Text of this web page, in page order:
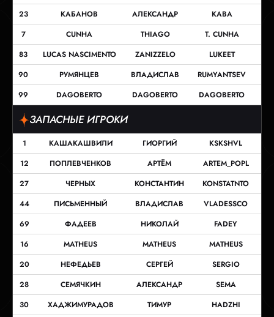
23
КАБАНОВ АЛЕКСАНДР
KABA
7
CUNHA THIAGO
T. CUNHA
83
LUCAS NASCIMENTO ZANIZZELO
LUKEET
90
РУМЯНЦЕВ ВЛАДИСЛАВ
RUMYANTSEV
99
DAGOBERTO DAGOBERTO DAGOBERTO
ЗАПАСНЫЕ ИГРОКИ
1 КАШАКАШВИЛИ ГИОРГИЙ
KSKSHVL
12
ПОПЛЕВЧЕНКОВ АРТЁМ
ARTEM_POPL
27
ЧЕРНЫХ КОНСТАНТИН
KONSTATNTO
44
ПИСЬМЕННЫЙ ВЛАДИСЛАВ
VLADESSCO
69
ФАДЕЕВ НИКОЛАЙ
FADEY
16
MATHEUS MATHEUS
MATHEUS
20
НЕФЕДЬЕВ СЕРГЕЙ
SERGIO
28
СЕМЯЧКИН АЛЕКСАНДР
SEMA
30
ХАДЖИМУРАДОВ ТИМУР HADZHI